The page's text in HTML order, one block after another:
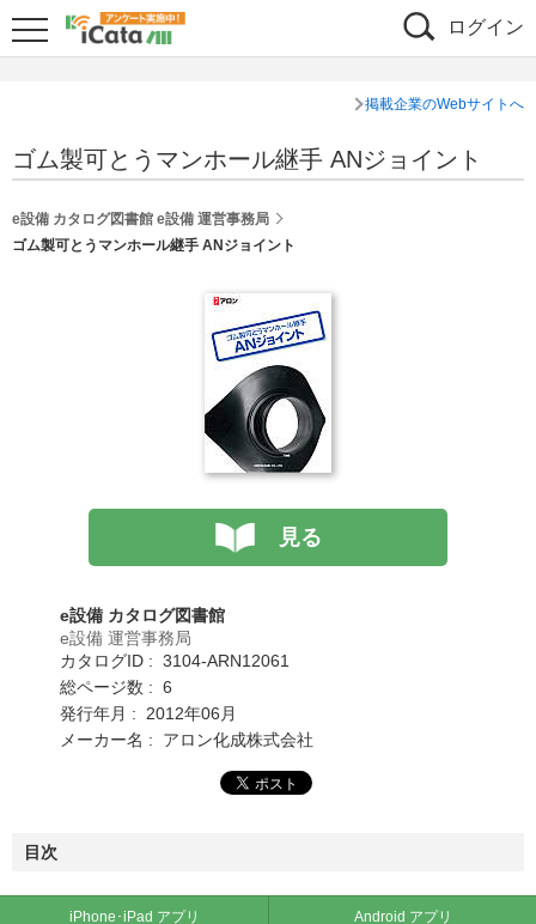
ログイン
掲載企業のWebサイトへ
ゴム製可とうマンホール継手 ANジョイント
e設備 カタログ図書館 e設備 運営事務局
ゴム製可とうマンホール継手 ANジョイント
見る
e設備 カタログ図書館
e設備 運営事務局
カタログID : 3104-ARN12061
総ページ数 : 6
発行年月 : 2012年06月
メーカー名 : アロン化成株式会社
目次
iPhone･iPad アプリ Android アプリ